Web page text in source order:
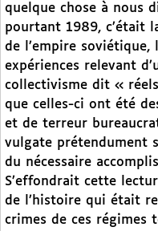
quelque chose à nous
pourtant 1989, c’était
de l’empire soviétique,
expériences relevant
collectivisme dit «
que celles-ci ont été
et de terreur
vulgate prétendument
du nécessaire
S’effondrait cette
de l’histoire qui était
crimes de ces régimes